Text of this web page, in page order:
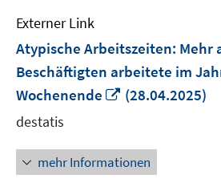
Externer Link
Atypische Arbeitszeiten: Mehr
Beschäftigten arbeitete im
Wochenende
In
öffnen
(28.04.2025)
destatis
mehr Informationen